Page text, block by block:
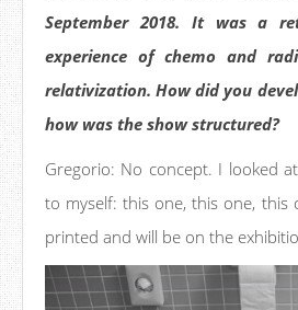
September 2018. It was a
experience of chemo and
relativization. How did you
how was the show structured?
Gregorio: No concept. I looked
to myself: this one, this one, this
printed and will be on the